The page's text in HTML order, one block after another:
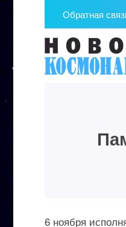
Обратная
6 ноября